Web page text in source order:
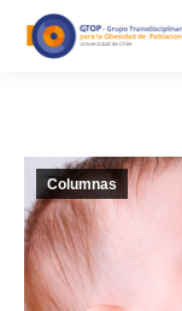
Columnas